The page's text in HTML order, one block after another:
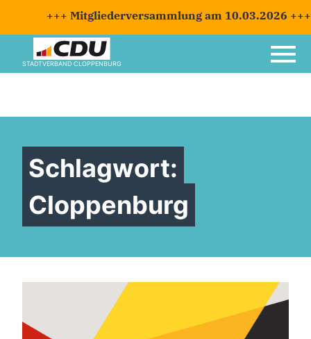
+++ Mitgliederversammlung am 10.03.2026 +++
STADTVERBAND CLOPPENBURG
Schlagwort:
Cloppenburg